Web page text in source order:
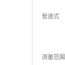
管道式
测量范